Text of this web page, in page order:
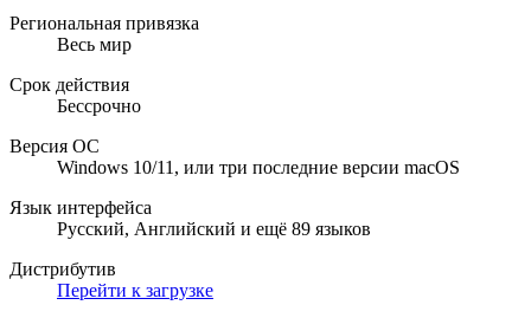
Региональная привязка
Весь мир
Срок действия
Бессрочно
Версия ОС
Windows 10/11, или три последние версии macOS
Язык интерфейса
Русский, Английский и ещё 89 языков
Дистрибутив
Перейти к загрузке